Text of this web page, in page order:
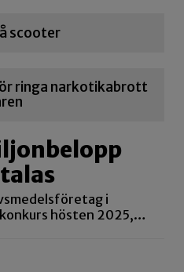
scooter
ringa narkotikabrott
i
hösten 2025,…